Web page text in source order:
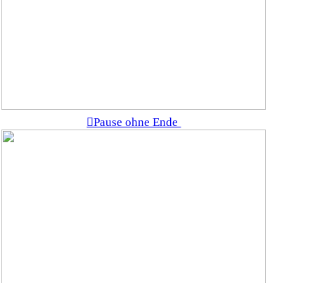
︎Pause ohne Ende